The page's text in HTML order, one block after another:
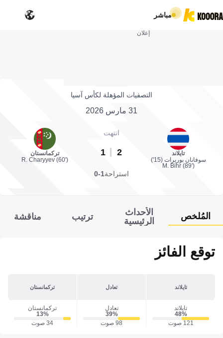
مباشر
إعلان
التصفيات المؤهلة لكأس آسيا
31 مارس 2026
تايلاند
سوفانان بوريرات (15')
M. Bihr (89')
انتهت
2
1
تركمانستان
R. Charyyev (60')
استراحة1-0
المُلخص
الأحداث
الرئيسية
ترتيب مناقشة
توقع الفائز
تايلاند تعادل تركمانستان
تايلاند
48‎%‎
121 صوت
تعادل
39‎%‎
98 صوت
تركمانستان
13‎%‎
34 صوت